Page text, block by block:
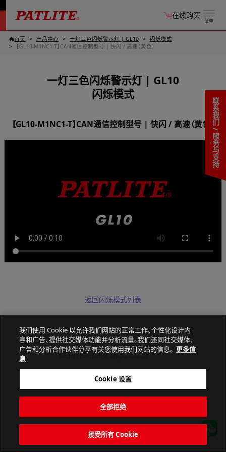
菜单
在线购买
联系我们 / 服务与支持
首页 产品中心 一灯三色闪烁警示灯 | GL10
闪烁模式
【GL10-M1NC1-T】CAN通信控制型号 | 快闪 / 高速（黄色）
一灯三色闪烁警示灯 | GL10
闪烁模式
【GL10-M1NC1-T】CAN通信控制型号 | 快闪 / 高速（黄色）
返回闪烁模式列表
我们使用 Cookie 以允许我们网站的正常工作、个性化设计内
容和广告、提供社交媒体功能并分析流量。我们还同社交媒体、
广告和分析合作伙伴分享有关您使用我们网站的信息。 更多信
息
Cookie 设置
全部拒绝
接受所有 Cookie